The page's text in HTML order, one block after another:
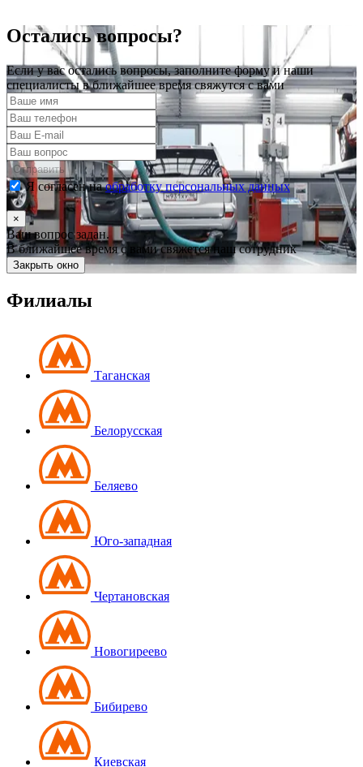
Остались вопросы?
Если у вас остались вопросы, заполните форму и наши
специалисты в ближайшее время свяжутся с вами
Отправить
Я согласен наобработку персональных данных
×
Ваш вопрос задан.
В ближайшее время с вами свяжется наш сотрудник
Закрыть окно
Филиалы
Таганская
Белорусская
Беляево
Юго-западная
Чертановская
Новогиреево
Бибирево
Киевская